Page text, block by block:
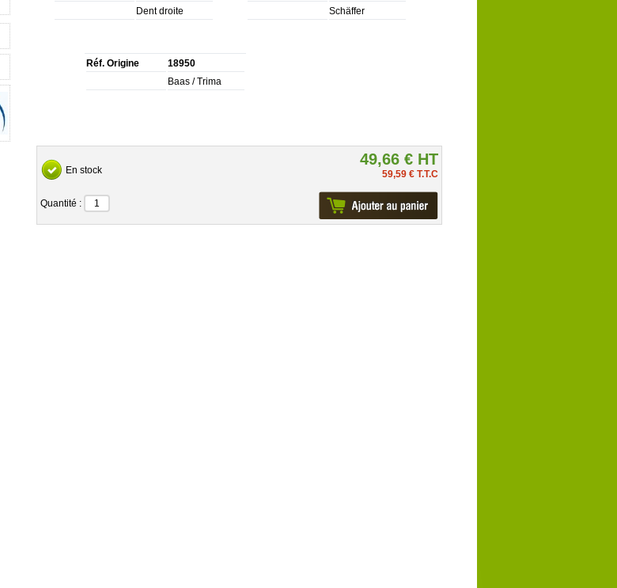
Dent droite
Schäffer
Réf. Origine
18950
Baas / Trima
En stock
49,66 € HT
59,59 € T.T.C
Quantité :